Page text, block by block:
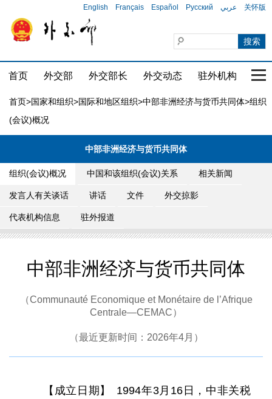
English Français Español Русский عربي 关怀版
首页 外交部 外交部长 外交动态 驻外机构 国
首页>国家和组织>国际和地区组织>中部非洲经济与货币共同体>组织
(会议)概况
中部非洲经济与货币共同体
组织(会议)概况 中国和该组织(会议)关系 相关新闻
发言人有关谈话 讲话 文件 外交掠影
代表机构信息 驻外报道
中部非洲经济与货币共同体
（Communauté Economique et Monétaire de l’Afrique
Centrale—CEMAC）
（最近更新时间：2026年4月）
【成立日期】 1994年3月16日，中非关税